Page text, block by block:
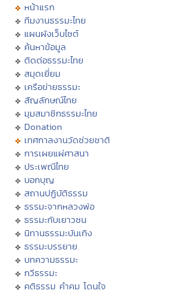
หน้าแรก
ทีมงานธรรมะไทย
แผนผังเว็บไซต์
ค้นหาข้อมูล
ติดต่อธรรมะไทย
สมุดเยี่ยม
เครือข่ายธรรมะ
สัญลักษณ์ไทย
มุมสมาชิกธรรมะไทย
Donation
เทศกาลงานวัดช่วยชาติ
การเผยแผ่ศาสนา
ประเพณีไทย
บอกบุญ
สถานปฏิบัติธรรม
ธรรมะจากหลวงพ่อ
ธรรมะกับเยาวชน
นิทานธรรมะบันเทิง
ธรรมะบรรยาย
บทความธรรมะ
กวีธรรมะ
คติธรรม คำคม โดนใจ